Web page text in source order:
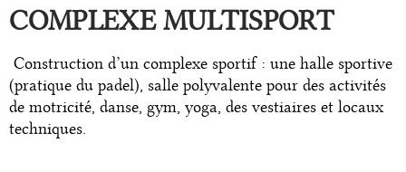
COMPLEXE MULTISPORT
Construction d’un complexe sportif : une halle sportive
(pratique du padel), salle polyvalente pour des activités
de motricité, danse, gym, yoga, des vestiaires et locaux
techniques.